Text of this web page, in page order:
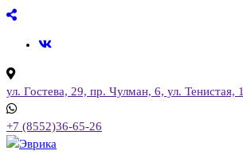
Перейти
содержимому
ул. Гостева, 29, пр. Чулман, 6, ул. Тенистая, 1
+7 (8552)36-65-26